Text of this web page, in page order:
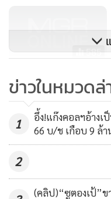
ยึดอำนาจการปกครองปร
หน้าที่ท่าขี้เหล็กอยู่ระหว่า
585
172
ข่าวในหมวด
1
อึ้ง!แก๊งคอลฯอ้างเ
66 บ/ช เกือบ 9 ล้า
2
(คลิป)“ซูตองเป้”